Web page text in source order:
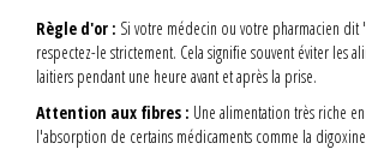
Règle d'or : Si votre médecin ou votre pharmacien dit
respectez-le strictement. Cela signifie souvent éviter les
laitiers pendant une heure avant et après la prise.
Attention aux fibres : Une alimentation très riche
l'absorption de certains médicaments comme la